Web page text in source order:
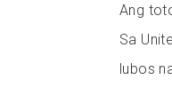
Ang
Sa
lubos